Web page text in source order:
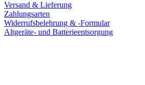
Versand & Lieferung
Zahlungsarten
Widerrufsbelehrung & -Formular
Altgeräte- und Batterieentsorgung